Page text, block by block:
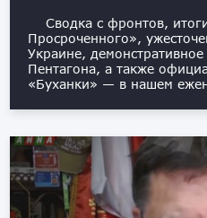
Сводка с фронтов,
Просроченного»,
Украине,
Пентагона, а также
«Буханки» — в нашем